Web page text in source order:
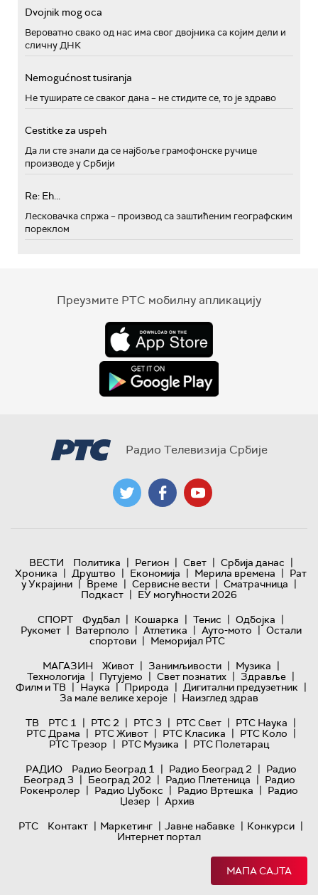
Dvojnik mog oca
Вероватно свако од нас има свог двојника са којим дели и
сличну ДНК
Nemogućnost tusiranja
Не туширате се сваког дана – не стидите се, то је здраво
Cestitke za uspeh
Да ли сте знали да се најбоље грамофонске ручице
производе у Србији
Re: Eh...
Лесковачка спржа – производ са заштићеним географским
пореклом
Преузмите РТС мобилну апликацију
Радио Телевизија Србије
ВЕСТИ Политика | Регион | Свет | Србија данас |
Хроника | Друштво | Економија | Мерила времена | Рат
у Украјини | Време | Сервисне вести | Сматрачница |
Подкаст | ЕУ могућности 2026
СПОРТ
Фудбал | Кошарка | Тенис | Одбојка |
Рукомет | Ватерполо | Атлетика | Ауто-мото | Остали
спортови | Меморијал РТС
МАГАЗИН
Живот | Занимљивости | Музика |
Технологијa | Путујемо | Свет познатих | Здравље |
Филм и ТВ | Наука | Природа | Дигитални предузетник |
За мале велике хероје | Наизглед здрав
ТВ
РТС 1 | РТС 2 | РТС 3 | РТС Свет | РТС Наука |
РТС Драма | РТС Живот | РТС Класика | РТС Коло |
РТС Трезор | РТС Музика | РТС Полетарац
РАДИО
Радио Београд 1 | Радио Београд 2 | Радио
Београд 3 | Београд 202 | Радио Плетеница | Радио
Рокенролер | Радио Џубокс | Радио Вртешка | Радио
Џезер | Архив
РТС
Контакт | Маркетинг | Јавне набавке | Конкурси |
Интернет портал
МАПА САЈТА